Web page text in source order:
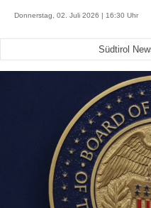
Donnerstag, 02. Juli 2026 | 16:30 Uhr
Südtirol